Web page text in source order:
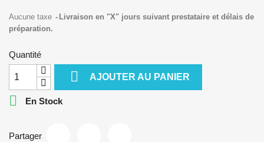
Aucune taxe
Livraison en "X" jours suivant prestataire et délais de
préparation.
Quantité
 AJOUTER AU PANIER
 En Stock
Partager